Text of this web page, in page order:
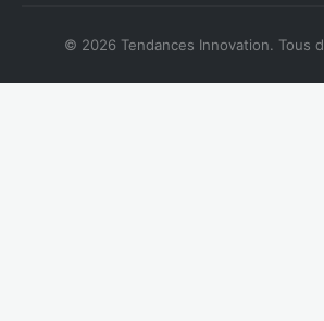
© 2026 Tendances Innovation. Tous